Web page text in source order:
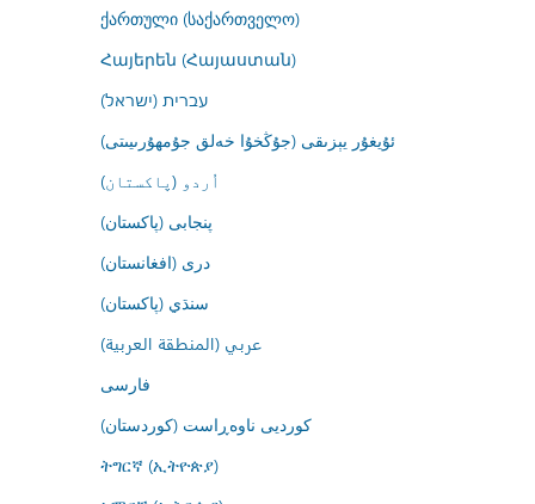
ქართული (საქართველო)
Հայերեն (Հայաստան)
עברית (ישראל)
ئۇيغۇر يېزىقى (جۇڭخۇا خەلق جۇمھۇرىيىتى)
اُردو (پاکستان)
پنجابی (پاکستان)
درى (افغانستان)
سنڌي (پاکستان)
عربي (المنطقة العربية)
فارسى
کوردیی ناوەڕاست (کوردستان)
ትግርኛ (ኢትዮጵያ)